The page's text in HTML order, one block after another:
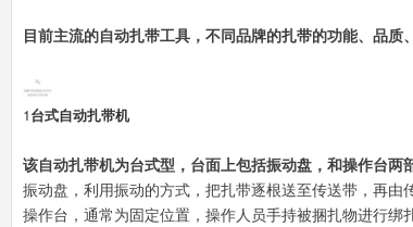
目前主流的自动扎带工具，不同品牌的扎带的功能、品
1台式自动扎带机
该自动扎带机为台式型，台面上包括振动盘，和操作台两
振动盘，利用振动的方式，把扎带逐根送至传送带，再由
操作台，通常为固定位置，操作人员手持被捆扎物进行